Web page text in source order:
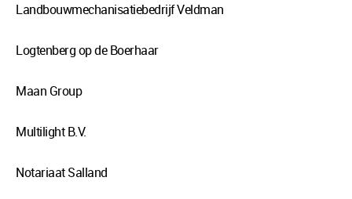
Landbouwmechanisatiebedrijf Veldman
Logtenberg op de Boerhaar
Maan Group
Multilight B.V.
Notariaat Salland